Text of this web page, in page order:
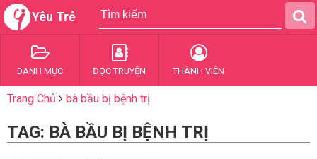
Yêu Trẻ
DANH MỤC ĐỌC TRUYỆN THÀNH VIÊN
Trang Chủ bà bầu bị bệnh trị
TAG: BÀ BẦU BỊ BỆNH TRỊ